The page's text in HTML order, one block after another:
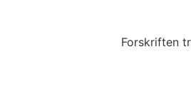
Forskriften